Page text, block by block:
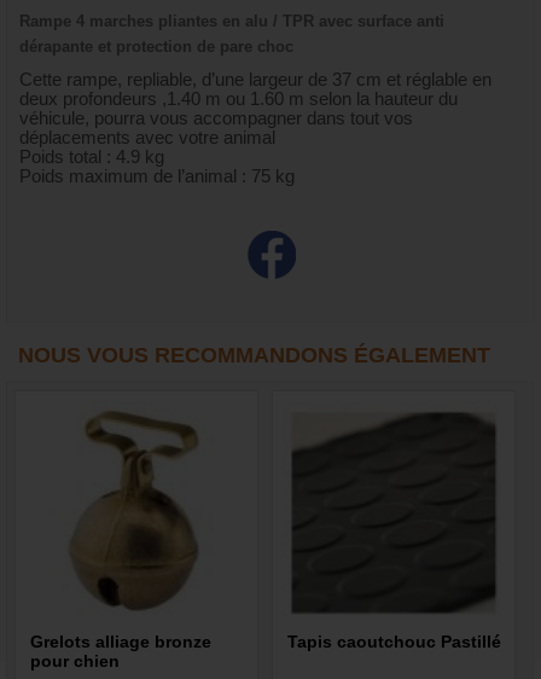
Rampe 4 marches pliantes en alu / TPR avec surface anti
dérapante et protection de pare choc
Cette rampe, repliable, d’une largeur de 37 cm et réglable en
deux profondeurs ,1.40 m ou 1.60 m selon la hauteur du
véhicule, pourra vous accompagner dans tout vos
déplacements avec votre animal
Poids total : 4.9 kg
Poids maximum de l’animal : 75 kg
NOUS VOUS RECOMMANDONS ÉGALEMENT
Grelots alliage bronze
pour chien
Tapis caoutchouc Pastillé